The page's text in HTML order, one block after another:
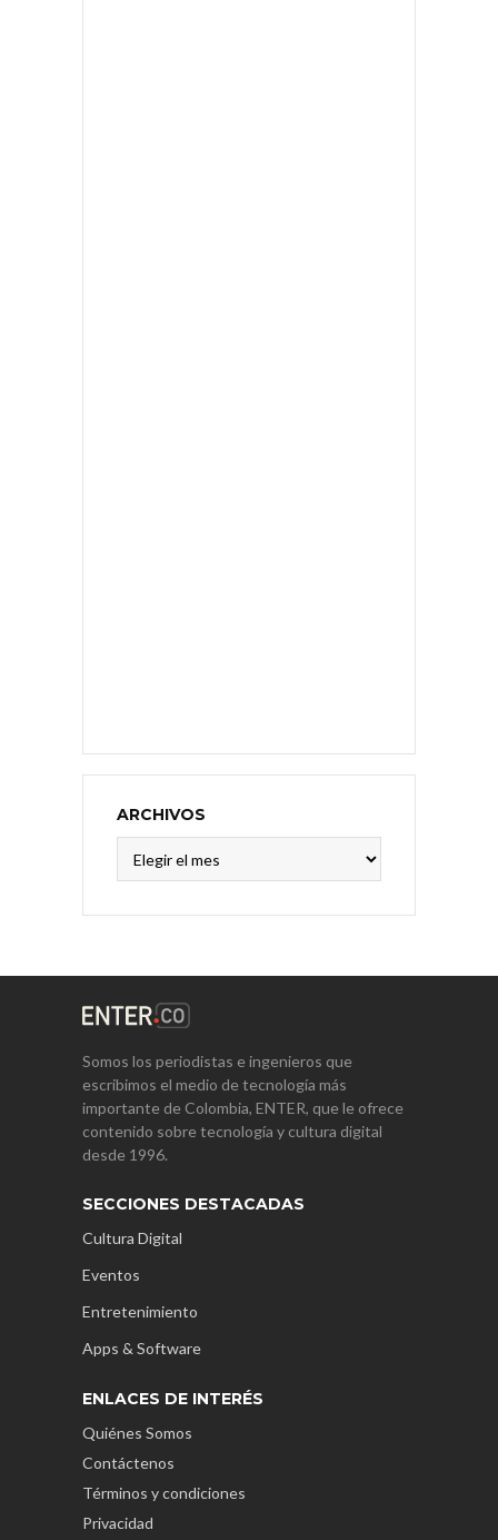
ARCHIVOS
Somos los periodistas e ingenieros que
escribimos el medio de tecnología más
importante de Colombia, ENTER, que le ofrece
contenido sobre tecnología y cultura digital
desde 1996.
SECCIONES DESTACADAS
Cultura Digital
Eventos
Entretenimiento
Apps & Software
ENLACES DE INTERÉS
Quiénes Somos
Contáctenos
Términos y condiciones
Privacidad